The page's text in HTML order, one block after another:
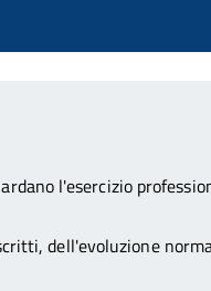
l'esercizio
dell'evoluzione